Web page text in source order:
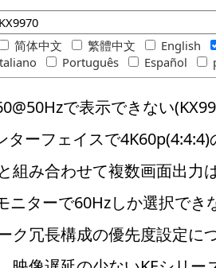
简体中文 繁體中文
English
Português Español